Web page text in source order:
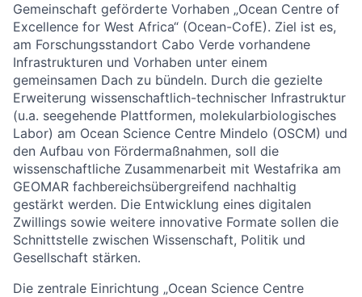
Gemeinschaft geförderte Vorhaben „Ocean Centre of
Excellence for West Africa“ (Ocean-CofE). Ziel ist es,
am Forschungsstandort Cabo Verde vorhandene
Infrastrukturen und Vorhaben unter einem
gemeinsamen Dach zu bündeln. Durch die gezielte
Erweiterung wissenschaftlich-technischer Infrastruktur
(u.a. seegehende Plattformen, molekularbiologisches
Labor) am Ocean Science Centre Mindelo (OSCM) und
den Aufbau von Fördermaßnahmen, soll die
wissenschaftliche Zusammenarbeit mit Westafrika am
GEOMAR fachbereichsübergreifend nachhaltig
gestärkt werden. Die Entwicklung eines digitalen
Zwillings sowie weitere innovative Formate sollen die
Schnittstelle zwischen Wissenschaft, Politik und
Gesellschaft stärken.
Die zentrale Einrichtung „Ocean Science Centre